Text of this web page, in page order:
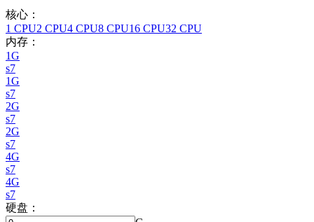
核心：
1 CPU2 CPU4 CPU8 CPU16 CPU32 CPU
内存：
1G
s7
1G
s7
2G
s7
2G
s7
4G
s7
4G
s7
硬盘：